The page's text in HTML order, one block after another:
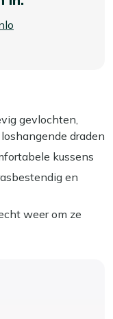
gevlochten,
draden
kussens
en
weer om ze